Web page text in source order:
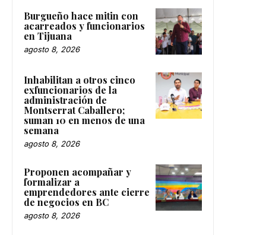
Burgueño hace mitin con
acarreados y funcionarios
en Tijuana
agosto 8, 2026
Inhabilitan a otros cinco
exfuncionarios de la
administración de
Montserrat Caballero;
suman 10 en menos de una
semana
agosto 8, 2026
Proponen acompañar y
formalizar a
emprendedores ante cierre
de negocios en BC
agosto 8, 2026